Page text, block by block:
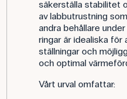
säkerställa stabilitet
av labbutrustning
andra behållare
ringar är idealiska för
ställningar och
och optimal
Vårt urval omfattar: